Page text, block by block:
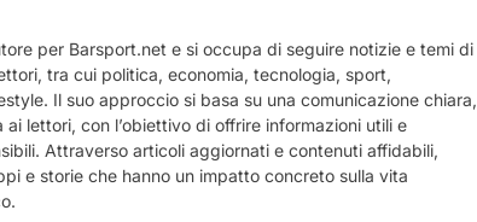
per Barsport.net e si occupa di seguire notizie e temi di
tra cui politica, economia, tecnologia, sport,
Il suo approccio si basa su una comunicazione chiara,
lettori, con l’obiettivo di offrire informazioni utili e
Attraverso articoli aggiornati e contenuti affidabili,
e storie che hanno un impatto concreto sulla vita